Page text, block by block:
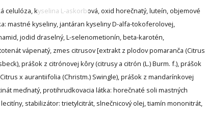
kyselina L-askorbová, oxid horečnatý, luteín, objemové
mastné kyseliny, jantáran kyseliny D-alfa-tokoferolovej,
jodid draselný, L-selenometionín, beta-karotén,
vápenatý, zmes citrusov [extrakt z plodov pomaranča (Citrus
prášok z citrónovej kôry (citrusy a citrón (L.) Burm. f.), prášok
x aurantiifolia (Christm.) Swingle), prášok z mandarínkovej
meďnatý, protihrudkovacia látka: horečnaté soli mastných
stabilizátor: trietylcitrát, slnečnicový olej, tiamín mononitrát,